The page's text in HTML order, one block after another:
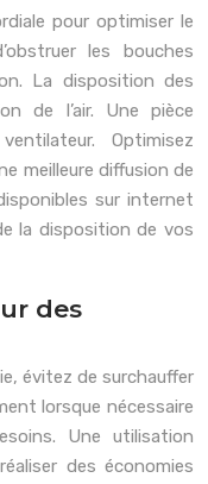
pour optimiser le
les bouches
La disposition des
de l’air. Une pièce
Optimisez
meilleure diffusion de
sur internet
la disposition de vos
des
évitez de surchauffer
lorsque nécessaire
Une utilisation
des économies